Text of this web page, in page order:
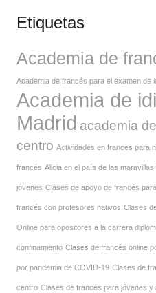
Etiquetas
Academia de
Academia de francés para el examen de
Academia de
Madrid academia
centro Actividades en francés para
francés Alicia en el país de las maravillas
jóvenes Clases de apoyo de francés
francés con profesores nativos Clases
Online para opositores a la carrera
confinamiento Clases de francés online
por pandemia de COVID-19 Clases de
centro Clases de francés para jóvenes y